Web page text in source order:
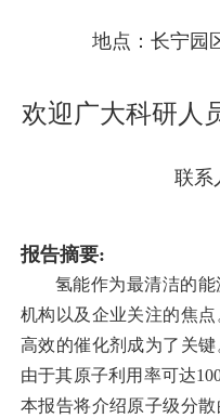
地点：长宁园
欢迎广大科研人
联系
报告摘要:
氢能作为最清洁的
机构以及企业关注的焦
高效的催化剂成为了关
由于其原子利用率可达
本报告将介绍原子级分